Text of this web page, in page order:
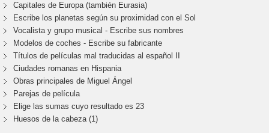
Capitales de Europa (también Eurasia)
Escribe los planetas según su proximidad con el Sol
Vocalista y grupo musical - Escribe sus nombres
Modelos de coches - Escribe su fabricante
Títulos de películas mal traducidas al español II
Ciudades romanas en Hispania
Obras principales de Miguel Ángel
Parejas de película
Elige las sumas cuyo resultado es 23
Huesos de la cabeza (1)